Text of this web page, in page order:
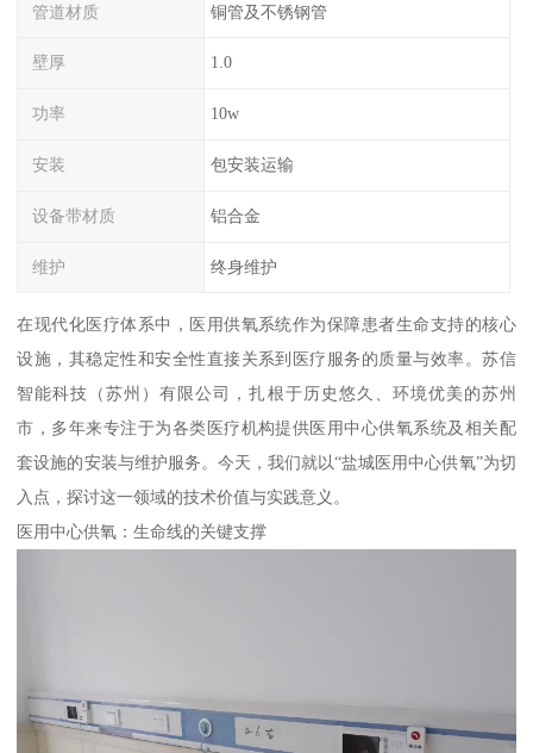
管道材质 铜管及不锈钢管
壁厚 1.0
功率 10w
安装 包安装运输
设备带材质 铝合金
维护 终身维护
在现代化医疗体系中，医用供氧系统作为保障患者生命支持的核心
设施，其稳定性和安全性直接关系到医疗服务的质量与效率。苏信
智能科技（苏州）有限公司，扎根于历史悠久、环境优美的苏州
市，多年来专注于为各类医疗机构提供医用中心供氧系统及相关配
套设施的安装与维护服务。今天，我们就以“盐城医用中心供氧”为切
入点，探讨这一领域的技术价值与实践意义。
医用中心供氧：生命线的关键支撑